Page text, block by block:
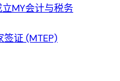
MY会计与税务
签证 (MTEP)